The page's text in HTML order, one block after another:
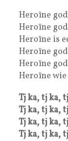
Heroïne
Heroïne
Heroïne is
Heroïne
Heroïne
Heroïne
Tj ka, tj ka,
Tj ka, tj ka,
Tj ka, tj ka,
Tj ka, tj ka,